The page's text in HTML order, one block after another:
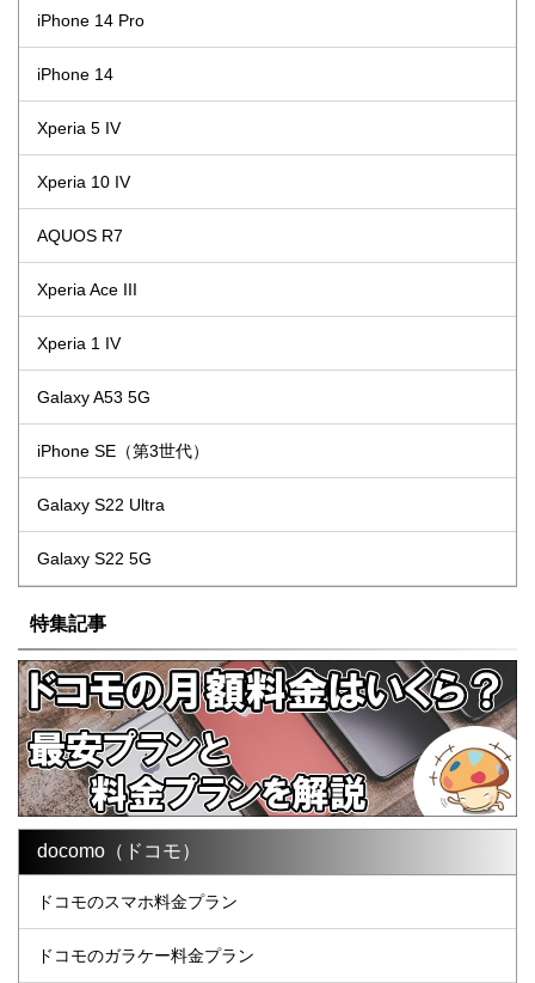
iPhone 14 Pro
iPhone 14
Xperia 5 IV
Xperia 10 IV
AQUOS R7
Xperia Ace III
Xperia 1 IV
Galaxy A53 5G
iPhone SE（第3世代）
Galaxy S22 Ultra
Galaxy S22 5G
特集記事
docomo（ドコモ）
ドコモのスマホ料金プラン
ドコモのガラケー料金プラン